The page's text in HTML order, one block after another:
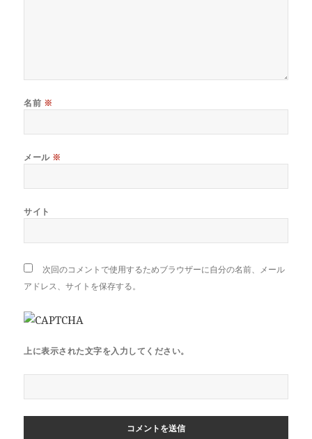
名前 ※
メール ※
サイト
次回のコメントで使用するためブラウザーに自分の名前、メール
アドレス、サイトを保存する。
上に表示された文字を入力してください。